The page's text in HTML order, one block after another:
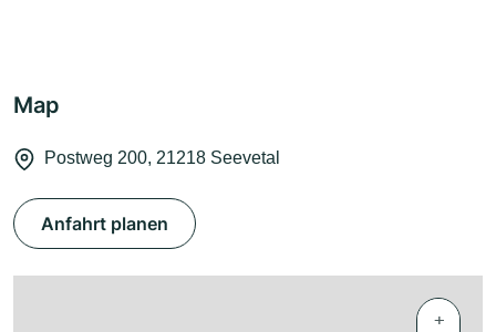
Map
Postweg 200, 21218 Seevetal
Anfahrt planen
+